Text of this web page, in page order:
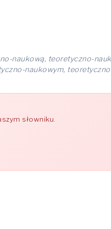
naukową, teoretyczno-
naukowym,
słowniku.